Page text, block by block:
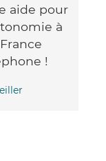
aide pour
à
!